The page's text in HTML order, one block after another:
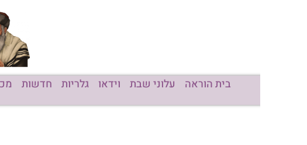
עלוני שבת וידאו גלריות חדשות מכון